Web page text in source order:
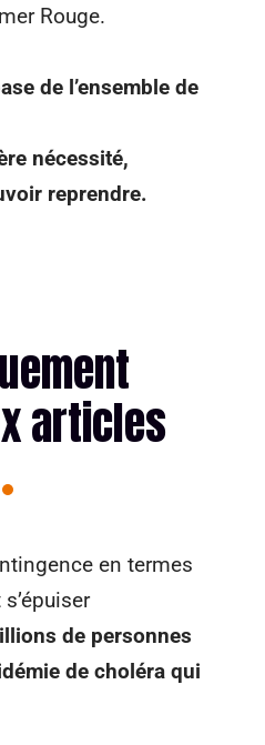
Rouge.
de l’ensemble de
nécessité,
reprendre.
articles
en termes
de personnes
de choléra qui